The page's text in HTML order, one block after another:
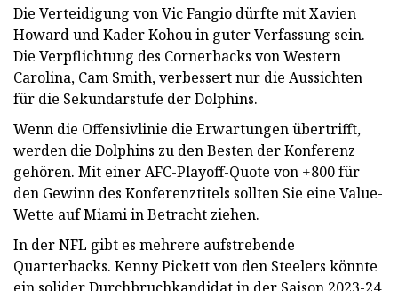
Die Verteidigung von Vic Fangio dürfte mit Xavien
Howard und Kader Kohou in guter Verfassung sein.
Die Verpflichtung des Cornerbacks von Western
Carolina, Cam Smith, verbessert nur die Aussichten
für die Sekundarstufe der Dolphins.
Wenn die Offensivlinie die Erwartungen übertrifft,
werden die Dolphins zu den Besten der Konferenz
gehören. Mit einer AFC-Playoff-Quote von +800 für
den Gewinn des Konferenztitels sollten Sie eine Value-
Wette auf Miami in Betracht ziehen.
In der NFL gibt es mehrere aufstrebende
Quarterbacks. Kenny Pickett von den Steelers könnte